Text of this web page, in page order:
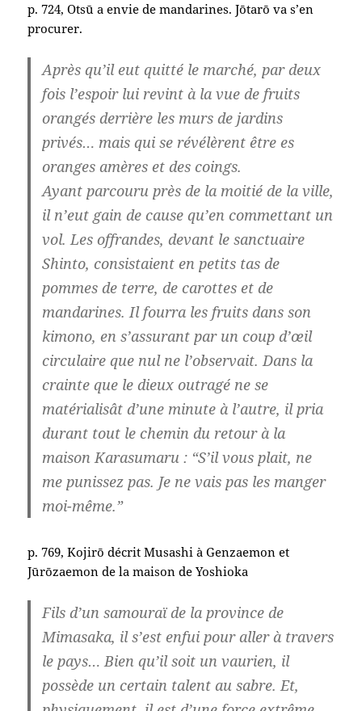
p. 724, Otsū a envie de mandarines. Jōtarō va s’en
procurer.
Après qu’il eut quitté le marché, par deux
fois l’espoir lui revint à la vue de fruits
orangés derrière les murs de jardins
privés… mais qui se révélèrent être es
oranges amères et des coings.
Ayant parcouru près de la moitié de la ville,
il n’eut gain de cause qu’en commettant un
vol. Les offrandes, devant le sanctuaire
Shinto, consistaient en petits tas de
pommes de terre, de carottes et de
mandarines. Il fourra les fruits dans son
kimono, en s’assurant par un coup d’œil
circulaire que nul ne l’observait. Dans la
crainte que le dieux outragé ne se
matérialisât d’une minute à l’autre, il pria
durant tout le chemin du retour à la
maison Karasumaru : “S’il vous plait, ne
me punissez pas. Je ne vais pas les manger
moi-même.”
p. 769, Kojirō décrit Musashi à Genzaemon et
Jūrōzaemon de la maison de Yoshioka
Fils d’un samouraï de la province de
Mimasaka, il s’est enfui pour aller à travers
le pays… Bien qu’il soit un vaurien, il
possède un certain talent au sabre. Et,